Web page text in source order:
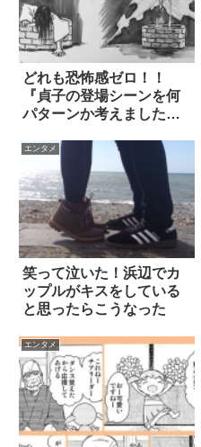
どれも恐怖感ゼロ！！
『貞子の登場シーンを何
パターンか考えました』
エンタメ
笑って泣いた！浜辺でカ
ップルがキスをしている
と思ったらこうなった
エンタメ